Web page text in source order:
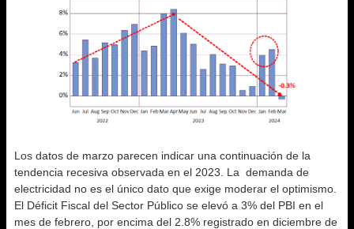
Los datos de marzo parecen indicar una continuación de la
tendencia recesiva observada en el 2023. La demanda de
electricidad no es el único dato que exige moderar el optimismo.
El Déficit Fiscal del Sector Público se elevó a 3% del PBI en el
mes de febrero, por encima del 2.8% registrado en diciembre de